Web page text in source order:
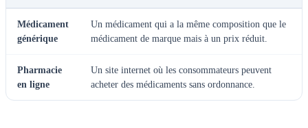
Médicament
générique
Un médicament qui a la même composition que le
médicament de marque mais à un prix réduit.
Pharmacie
en ligne
Un site internet où les consommateurs peuvent
acheter des médicaments sans ordonnance.